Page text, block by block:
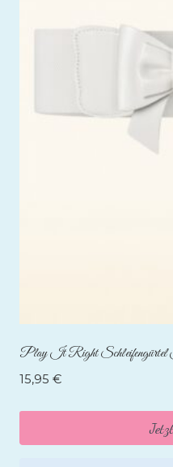
Play It Right
15,95 €